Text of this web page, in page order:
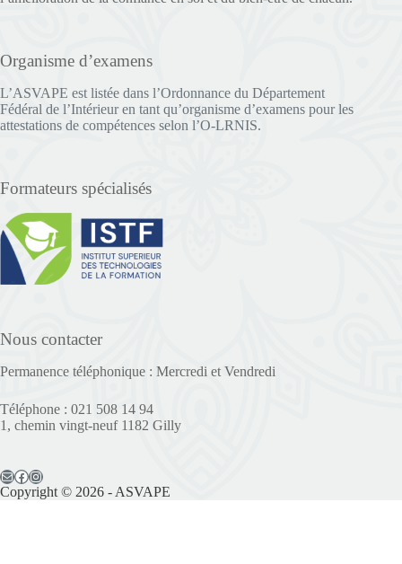
Organisme d’examens
L’ASVAPE est listée dans l’Ordonnance du Département
Fédéral de l’Intérieur en tant qu’organisme d’examens pour les
attestations de compétences selon l’O-LRNIS.
Formateurs spécialisés
Nous contacter
Permanence téléphonique : Mercredi et Vendredi
Téléphone : 021 508 14 94
1, chemin vingt-neuf 1182 Gilly
Copyright © 2026 - ASVAPE